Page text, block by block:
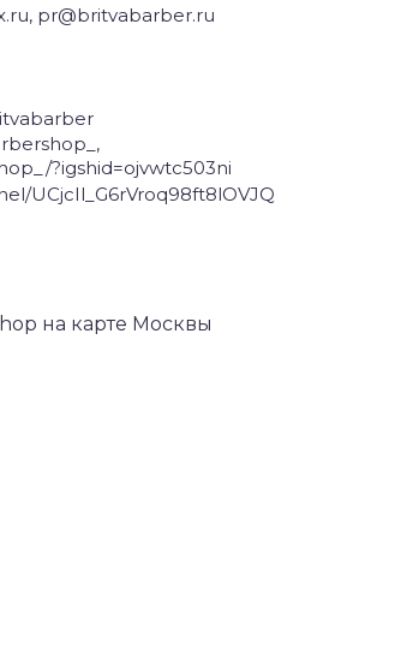
pr@britvabarber.ru
?igshid=ojvwtc503ni
UCjcIl_G6rVroq98ft8lOVJQ
на карте Москвы